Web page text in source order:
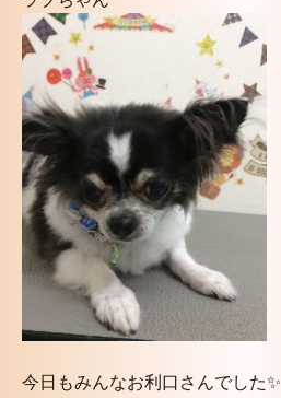
今日もみんなお利口さんでした✨